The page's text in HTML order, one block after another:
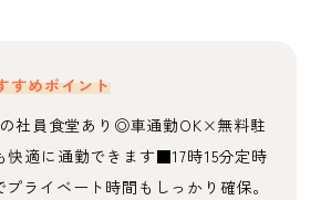
すめポイント
社員食堂あり◎車通勤OK×無料駐
快適に通勤できます■17時15分定時
ライベート時間もしっかり確保。